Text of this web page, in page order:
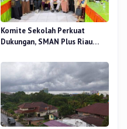
Komite Sekolah Perkuat
Dukungan, SMAN Plus Riau
Pendidikan